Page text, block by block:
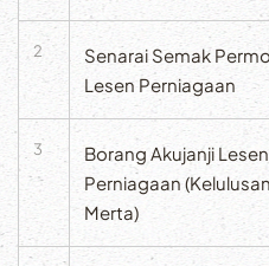
2
Senarai Semak
Lesen Perniagaan
3
Borang Akujanji
Perniagaan
Merta)